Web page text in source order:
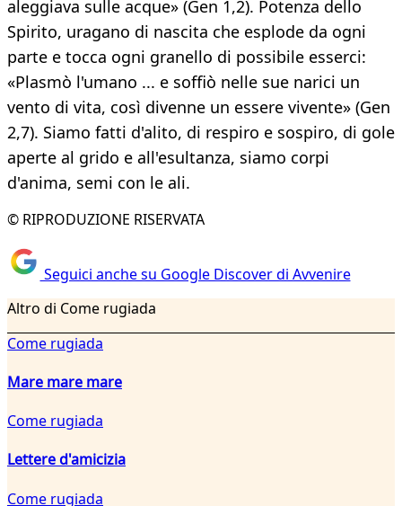
aleggiava sulle acque» (Gen 1,2). Potenza dello
Spirito, uragano di nascita che esplode da ogni
parte e tocca ogni granello di possibile esserci:
«Plasmò l'umano ... e soffiò nelle sue narici un
vento di vita, così divenne un essere vivente» (Gen
2,7). Siamo fatti d'alito, di respiro e sospiro, di gole
aperte al grido e all'esultanza, siamo corpi
d'anima, semi con le ali.
© RIPRODUZIONE RISERVATA
Seguici anche su Google Discover di Avvenire
Altro di Come rugiada
Come rugiada
Mare mare mare
Come rugiada
Lettere d'amicizia
Come rugiada